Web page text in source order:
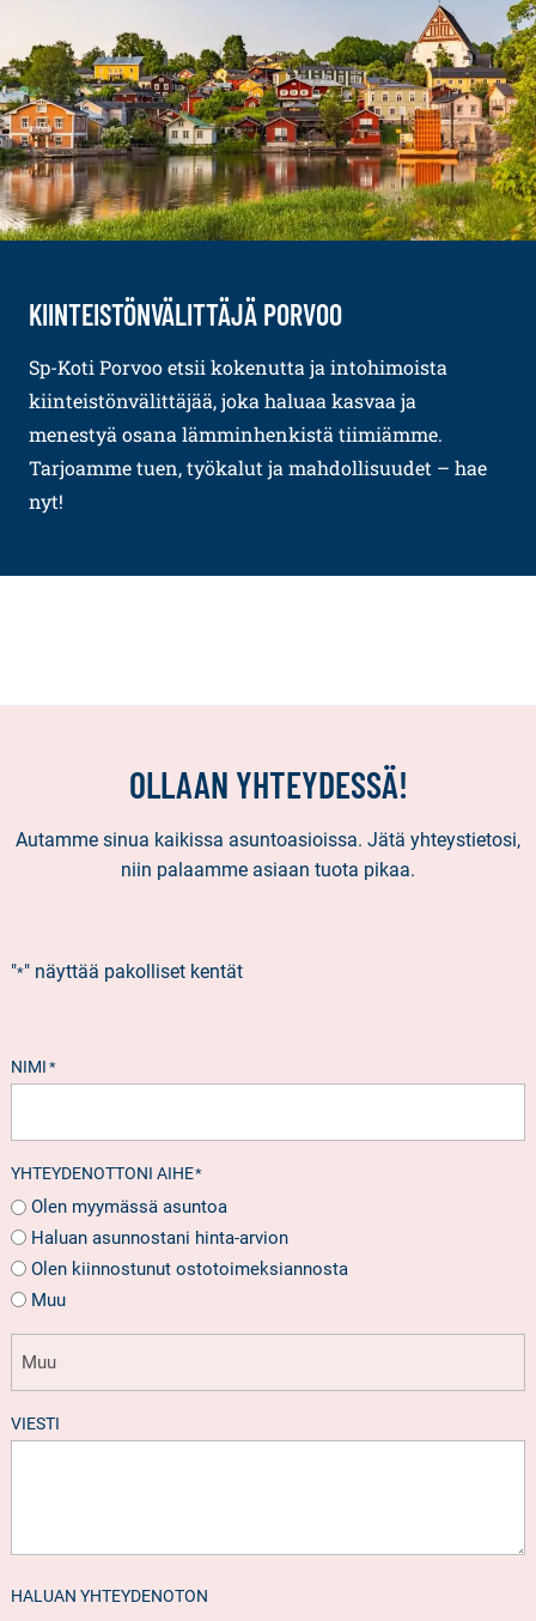
KIINTEISTÖNVÄLITTÄJÄ PORVOO
Sp-Koti Porvoo etsii kokenutta ja intohimoista
kiinteistönvälittäjää, joka haluaa kasvaa ja
menestyä osana lämminhenkistä tiimiämme.
Tarjoamme tuen, työkalut ja mahdollisuudet – hae
nyt!
OLLAAN YHTEYDESSÄ!
Autamme sinua kaikissa asuntoasioissa. Jätä yhteystietosi,
niin palaamme asiaan tuota pikaa.
"*" näyttää pakolliset kentät
NIMI *
YHTEYDENOTTONI AIHE*
Olen myymässä asuntoa
Haluan asunnostani hinta-arvion
Olen kiinnostunut ostotoimeksiannosta
Muu
VIESTI
HALUAN YHTEYDENOTON